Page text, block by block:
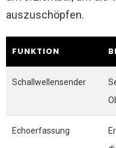
auszuschöpfen.
FUNKTION
Schallwellensender
Echoerfassung